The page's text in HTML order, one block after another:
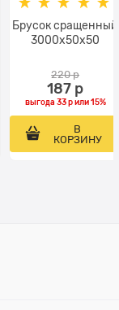
Брусок сращенный
3000x50х50
220 р
187 р
выгода 33 рили15%
В
КОРЗИНУ